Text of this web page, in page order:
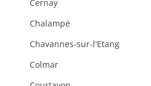
Cernay
Chalampé
Chavannes-sur-l'Etang
Colmar